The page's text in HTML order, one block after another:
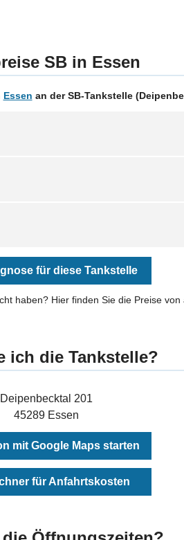
SB in Essen
Essen an der SB-Tankstelle
für diese Tankstelle
haben? Hier finden Sie die Preise von
ich die Tankstelle?
Deipenbecktal 201
45289 Essen
mit Google Maps starten
für Anfahrtskosten